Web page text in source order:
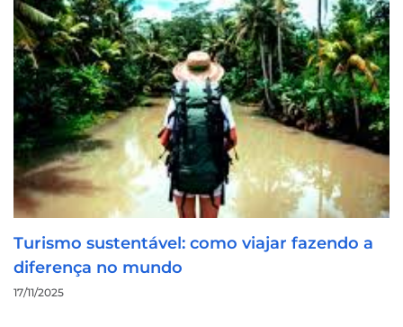
Turismo sustentável: como viajar fazendo a
diferença no mundo
17/11/2025